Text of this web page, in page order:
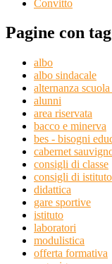
Convitto
Pagine con
albo
albo sindacale
alternanza
alunni
area riservata
bacco e minerva
bes - bisogni
cabernet
consigli di classe
consigli di istituto
didattica
gare sportive
istituto
laboratori
modulistica
offerta formativa